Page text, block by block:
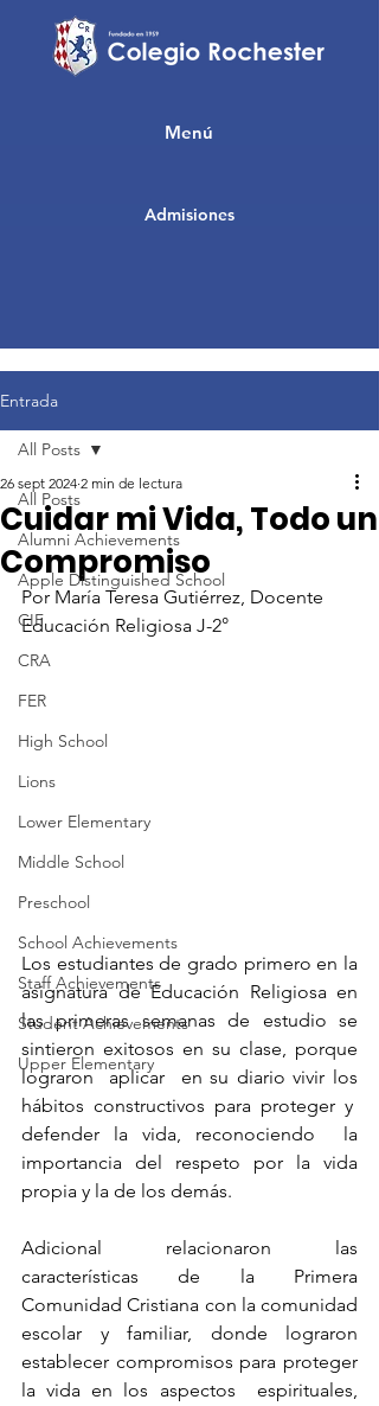
Admisiones
Menú
Entrada
All Posts
Alumni Achievements
Apple Distinguished School
CIF
CRA
FER
High School
Lions
Lower Elementary
Middle School
Preschool
School Achievements
Staff Achievements
Student Achievements
Upper Elementary
All Posts
Cuidar mi Vida, Todo un
Compromiso
26 sept 2024 2 min de lectura
Por María Teresa Gutiérrez, Docente
Educación Religiosa J-2°
Los estudiantes de grado primero en la
asignatura de Educación Religiosa en
las primeras semanas de estudio se
sintieron exitosos en su clase, porque
lograron  aplicar  en su diario vivir los
hábitos constructivos para proteger y
defender la vida, reconociendo  la
importancia del respeto por la vida
propia y la de los demás.
Adicional relacionaron las
características de la Primera
Comunidad Cristiana con la comunidad
escolar y familiar, donde lograron
establecer compromisos para proteger
la vida en los aspectos  espirituales,